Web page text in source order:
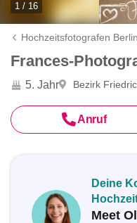
1 / 16
Hochzeitsfotografen Berlin
Frances-
5. Jahr Bezirk
Anruf
Deine
Meet